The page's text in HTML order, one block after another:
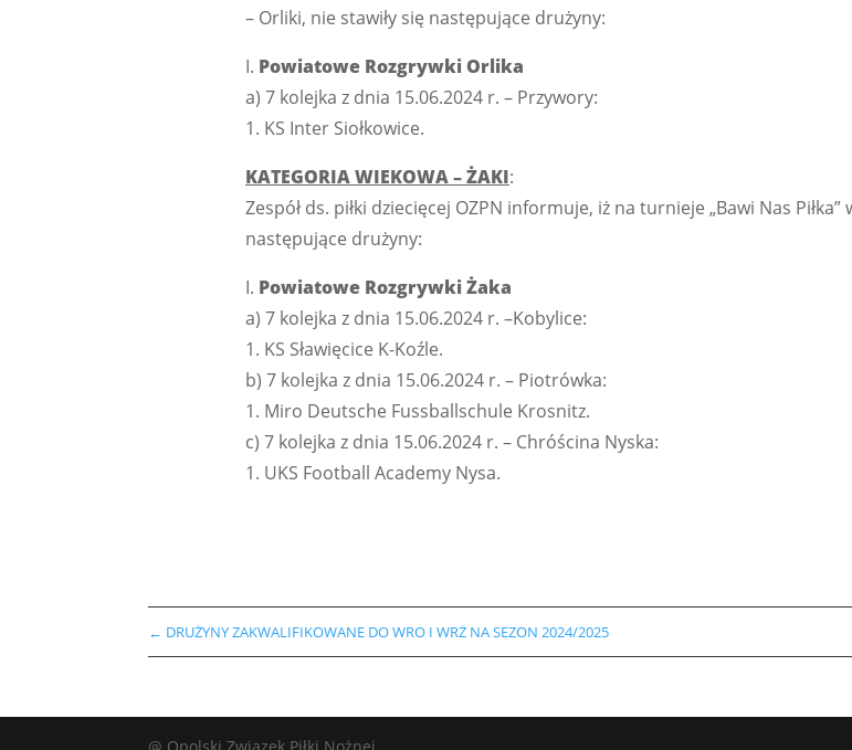
– Orliki, nie stawiły się następujące drużyny:
I. Powiatowe Rozgrywki Orlika
a) 7 kolejka z dnia 15.06.2024 r. – Przywory:
1. KS Inter Siołkowice.
KATEGORIA WIEKOWA – ŻAKI:
Zespół ds. piłki dziecięcej OZPN informuje, iż na turnieje „Bawi Nas
następujące drużyny:
I. Powiatowe Rozgrywki Żaka
a) 7 kolejka z dnia 15.06.2024 r. –Kobylice:
1. KS Sławięcice K-Koźle.
b) 7 kolejka z dnia 15.06.2024 r. – Piotrówka:
1. Miro Deutsche Fussballschule Krosnitz.
c) 7 kolejka z dnia 15.06.2024 r. – Chróścina Nyska:
1. UKS Football Academy Nysa.
← DRUŻYNY ZAKWALIFIKOWANE DO WRO I WRŻ NA SEZON 2024/2025
@ Opolski Związek Piłki Nożnej